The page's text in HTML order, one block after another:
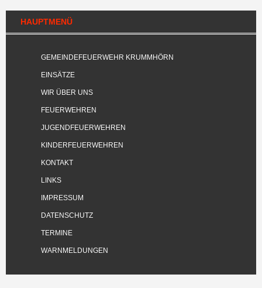
HAUPTMENÜ
GEMEINDEFEUERWEHR KRUMMHÖRN
EINSÄTZE
WIR ÜBER UNS
FEUERWEHREN
JUGENDFEUERWEHREN
KINDERFEUERWEHREN
KONTAKT
LINKS
IMPRESSUM
DATENSCHUTZ
TERMINE
WARNMELDUNGEN